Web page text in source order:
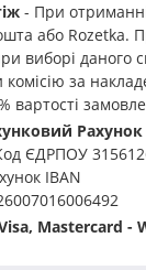
- При
або Rozetka.
виборі даного
за
вартості
Рахунок
ЄДРПОУ
IBAN
Mastercard -